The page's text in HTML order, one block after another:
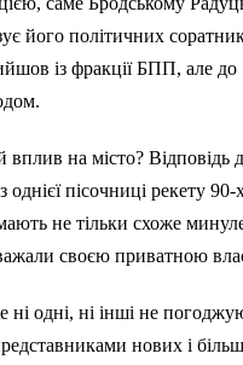
політичних
із фракції БПП, але
на місто?
однієї пісочниці
не тільки схоже
своєю приватною
одні, ні інші не
нових і